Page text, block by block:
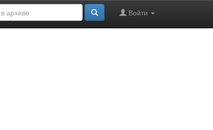
Войти